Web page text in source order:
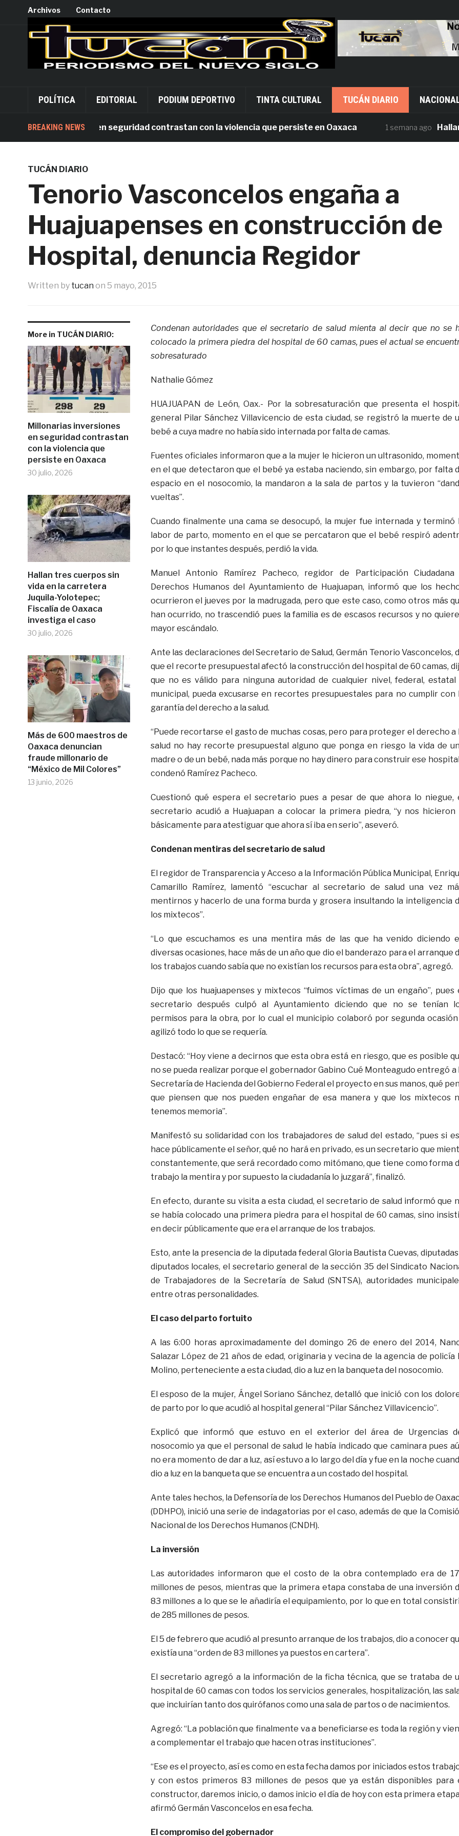
Archivos Contacto
POLÍTICA EDITORIAL PODIUM DEPORTIVO TINTA CULTURAL TUCÁN DIARIO
BREAKING NEWS
inversiones en seguridad contrastan con la violencia que persiste en Oaxaca 1 semana ago Hallan tres
TUCÁN DIARIO
Tenorio Vasconcelos engaña a
Huajuapenses en construcción de
Hospital, denuncia Regidor
Written by tucan on 5 mayo, 2015
More in TUCÁN DIARIO:
Millonarias inversiones
en seguridad contrastan
con la violencia que
persiste en Oaxaca
30 julio, 2026
Hallan tres cuerpos sin
vida en la carretera
Juquila-Yolotepec;
Fiscalía de Oaxaca
investiga el caso
30 julio, 2026
Más de 600 maestros de
Oaxaca denuncian
fraude millonario de
“México de Mil Colores”
13 junio, 2026
Condenan autoridades que el secretario de salud mienta al decir que no se
colocado la primera piedra del hospital de 60 camas, pues el actual se
sobresaturado
Nathalie Gómez
HUAJUAPAN de León, Oax.- Por la sobresaturación que presenta el
general Pilar Sánchez Villavicencio de esta ciudad, se registró la muerte de
bebé a cuya madre no había sido internada por falta de camas.
Fuentes oficiales informaron que a la mujer le hicieron un ultrasonido,
en el que detectaron que el bebé ya estaba naciendo, sin embargo, por falta
espacio en el nosocomio, la mandaron a la sala de partos y la tuvieron
vueltas”.
Cuando finalmente una cama se desocupó, la mujer fue internada y terminó
labor de parto, momento en el que se percataron que el bebé respiró
por lo que instantes después, perdió la vida.
Manuel Antonio Ramírez Pacheco, regidor de Participación Ciudadana
Derechos Humanos del Ayuntamiento de Huajuapan, informó que los
ocurrieron el jueves por la madrugada, pero que este caso, como otros más
han ocurrido, no trascendió pues la familia es de escasos recursos y no
mayor escándalo.
Ante las declaraciones del Secretario de Salud, Germán Tenorio Vasconcelos,
que el recorte presupuestal afectó la construcción del hospital de 60 camas,
que no es válido para ninguna autoridad de cualquier nivel, federal, estatal
municipal, pueda excusarse en recortes presupuestales para no cumplir con
garantía del derecho a la salud.
“Puede recortarse el gasto de muchas cosas, pero para proteger el derecho a
salud no hay recorte presupuestal alguno que ponga en riesgo la vida de
madre o de un bebé, nada más porque no hay dinero para construir ese
condenó Ramírez Pacheco.
Cuestionó qué espera el secretario pues a pesar de que ahora lo niegue,
secretario acudió a Huajuapan a colocar la primera piedra, “y nos hicieron
básicamente para atestiguar que ahora sí iba en serio”, aseveró.
Condenan mentiras del secretario de salud
El regidor de Transparencia y Acceso a la Información Pública Municipal,
Camarillo Ramírez, lamentó “escuchar al secretario de salud una vez
mentirnos y hacerlo de una forma burda y grosera insultando la inteligencia
los mixtecos”.
“Lo que escuchamos es una mentira más de las que ha venido diciendo
diversas ocasiones, hace más de un año que dio el banderazo para el arranque
los trabajos cuando sabía que no existían los recursos para esta obra”, agregó.
Dijo que los huajuapenses y mixtecos “fuimos víctimas de un engaño”, pues
secretario después culpó al Ayuntamiento diciendo que no se tenían
permisos para la obra, por lo cual el municipio colaboró por segunda
agilizó todo lo que se requería.
Destacó: “Hoy viene a decirnos que esta obra está en riesgo, que es posible
no se pueda realizar porque el gobernador Gabino Cué Monteagudo entregó a
Secretaría de Hacienda del Gobierno Federal el proyecto en sus manos, qué
que piensen que nos pueden engañar de esa manera y que los mixtecos
tenemos memoria”.
Manifestó su solidaridad con los trabajadores de salud del estado, “pues si
hace públicamente el señor, qué no hará en privado, es un secretario que
constantemente, que será recordado como mitómano, que tiene como forma
trabajo la mentira y por supuesto la ciudadanía lo juzgará”, finalizó.
En efecto, durante su visita a esta ciudad, el secretario de salud informó que
se había colocado una primera piedra para el hospital de 60 camas, sino
en decir públicamente que era el arranque de los trabajos.
Esto, ante la presencia de la diputada federal Gloria Bautista Cuevas,
diputados locales, el secretario general de la sección 35 del Sindicato
de Trabajadores de la Secretaría de Salud (SNTSA), autoridades
entre otras personalidades.
El caso del parto fortuito
A las 6:00 horas aproximadamente del domingo 26 de enero del 2014,
Salazar López de 21 años de edad, originaria y vecina de la agencia de policía
Molino, perteneciente a esta ciudad, dio a luz en la banqueta del nosocomio.
El esposo de la mujer, Ángel Soriano Sánchez, detalló que inició con los
de parto por lo que acudió al hospital general “Pilar Sánchez Villavicencio”.
Explicó que informó que estuvo en el exterior del área de Urgencias
nosocomio ya que el personal de salud le había indicado que caminara pues
no era momento de dar a luz, así estuvo a lo largo del día y fue en la noche
dio a luz en la banqueta que se encuentra a un costado del hospital.
Ante tales hechos, la Defensoría de los Derechos Humanos del Pueblo de
(DDHPO), inició una serie de indagatorias por el caso, además de que la
Nacional de los Derechos Humanos (CNDH).
La inversión
Las autoridades informaron que el costo de la obra contemplado era de
millones de pesos, mientras que la primera etapa constaba de una inversión
83 millones a lo que se le añadiría el equipamiento, por lo que en total
de 285 millones de pesos.
El 5 de febrero que acudió al presunto arranque de los trabajos, dio a conocer
existía una “orden de 83 millones ya puestos en cartera”.
El secretario agregó a la información de la ficha técnica, que se trataba de
hospital de 60 camas con todos los servicios generales, hospitalización, las
que incluirían tanto dos quirófanos como una sala de partos o de nacimientos.
Agregó: “La población que finalmente va a beneficiarse es toda la región y
a complementar el trabajo que hacen otras instituciones”.
“Ese es el proyecto, así es como en esta fecha damos por iniciados estos
y con estos primeros 83 millones de pesos que ya están disponibles para
constructor, daremos inicio, o damos inicio el día de hoy con esta primera
afirmó Germán Vasconcelos en esa fecha.
El compromiso del gobernador